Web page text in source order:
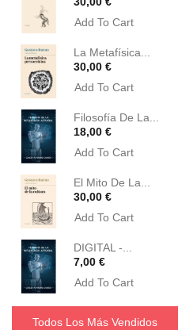
Add To Cart
La Metafísica...
Precio
30,00 €
Add To Cart
Filosofía De La...
Precio
18,00 €
Add To Cart
El Mito De La...
Precio
30,00 €
Add To Cart
DIGITAL -...
Precio
7,00 €
Add To Cart
Todos Los Más Vendidos